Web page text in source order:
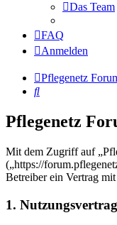
Das Team
FAQ
Anmelden
Pflegenetz
Suche
Pflegenetz
Mit dem Zugriff auf
(„https://
Betreiber ein Vertrag
1. Nutzungsvertrag